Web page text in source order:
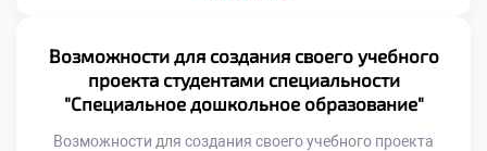
Педагог становится исследователем детского потенциала
и талантов. Важно подать документы в техникум для
освоения этих передовых технологий. Будущие
специалисты учатся видеть возможности […]
Возможности для создания своего учебного
проекта студентами специальности
"Специальное дошкольное образование"
Возможности для создания своего учебного проекта